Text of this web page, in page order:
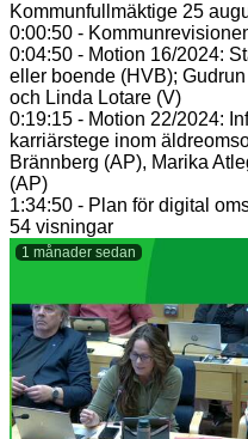
Kommunfullmäktige 25
0:00:50 -
0:04:50 - Motion 16/2024:
eller boende (HVB);
och Linda Lotare (V)
0:19:15 - Motion 22/2024:
karriärstege inom
Brännberg (AP), Marika
(AP)
1:34:50 - Plan för digital
54 visningar
1 månader sedan